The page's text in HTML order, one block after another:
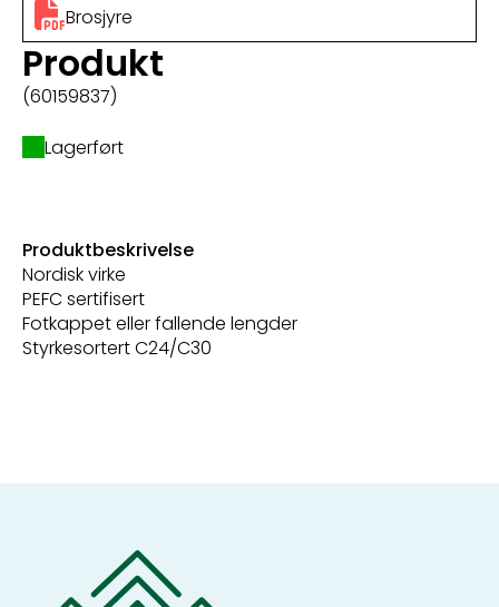
Brosjyre
Produkt
(60159837)
Lagerført
Produktbeskrivelse
Nordisk virke
PEFC sertifisert
Fotkappet eller fallende lengder
Styrkesortert C24/C30